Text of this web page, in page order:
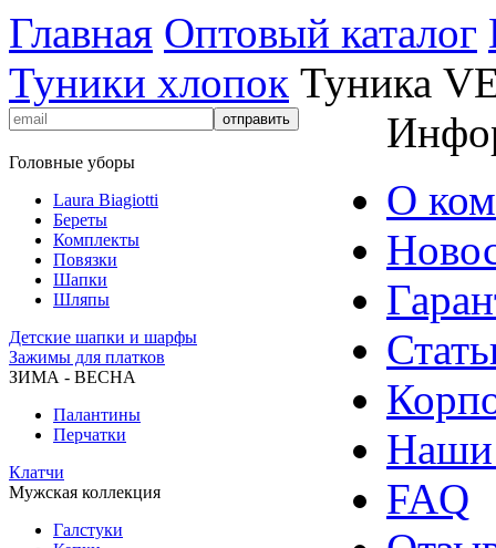
Главная Оптовый каталог
Туники хлопок Туника
Головные уборы
Laura Biagiotti
Береты
Комплекты
Повязки
Шапки
Шляпы
Детские шапки и шарфы
Зажимы для платков
ЗИМА - ВЕСНА
Палантины
Перчатки
Клатчи
Мужская коллекция
Галстуки
О
Наши
FAQ